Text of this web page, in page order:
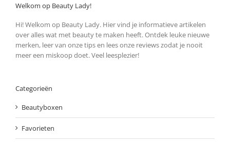
Welkom op Beauty Lady!
Hi! Welkom op Beauty Lady. Hier vind je informatieve artikelen
over alles wat met beauty te maken heeft. Ontdek leuke nieuwe
merken, leer van onze tips en lees onze reviews zodat je nooit
meer een miskoop doet. Veel leesplezier!
Categorieën
Beautyboxen
Favorieten